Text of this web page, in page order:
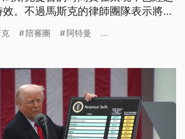
。不過馬斯克的律師團隊表示將會
陪審團 阿特曼 ...